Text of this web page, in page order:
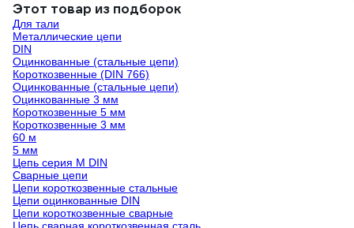
Этот товар из подборок
Для тали
Металлические цепи
DIN
Оцинкованные (стальные цепи)
Короткозвенные (DIN 766)
Оцинкованные (стальные цепи)
Оцинкованные 3 мм
Короткозвенные 5 мм
Короткозвенные 3 мм
60 м
5 мм
Цепь серия М DIN
Сварные цепи
Цепи короткозвенные стальные
Цепи оцинкованные DIN
Цепи короткозвенные сварные